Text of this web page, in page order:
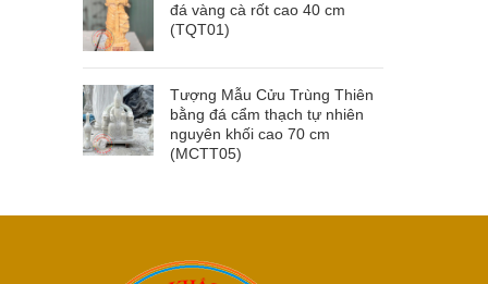
đá vàng cà rốt cao 40 cm
(TQT01)
Tượng Mẫu Cửu Trùng Thiên
bằng đá cẩm thạch tự nhiên
nguyên khối cao 70 cm
(MCTT05)